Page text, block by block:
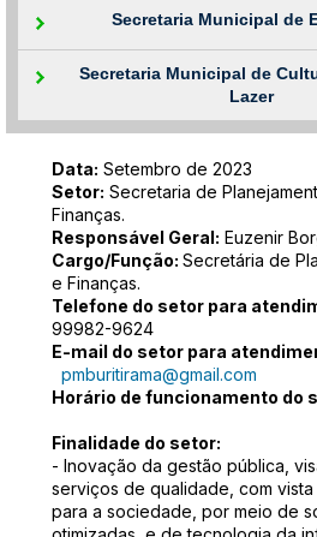
Secretaria Municipal de
Secretaria Municipal de
Lazer
Data: Setembro de 2023
Setor: Secretaria de
Finanças.
Responsável Geral: Euzenir
Cargo/Função: Secretária de
e Finanças.
Telefone do setor para
99982-9624
E-mail do setor para
pmburitirama@gmail.com
Horário de funcionamento do
Finalidade do setor:
- Inovação da gestão pública,
serviços de qualidade, com
para a sociedade, por meio de